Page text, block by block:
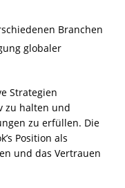
Branchen
globaler
Strategien
zu halten und
zu erfüllen. Die
Position als
und das Vertrauen